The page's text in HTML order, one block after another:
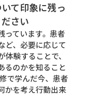
て印象に残っ
さい
っています。患者
ど、必要に応じて
験することで、
るのかを知ること
で学んだ今、患者
かを考え行動出来